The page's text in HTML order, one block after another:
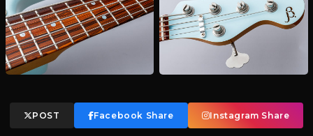
POST Facebook Share Instagram Share